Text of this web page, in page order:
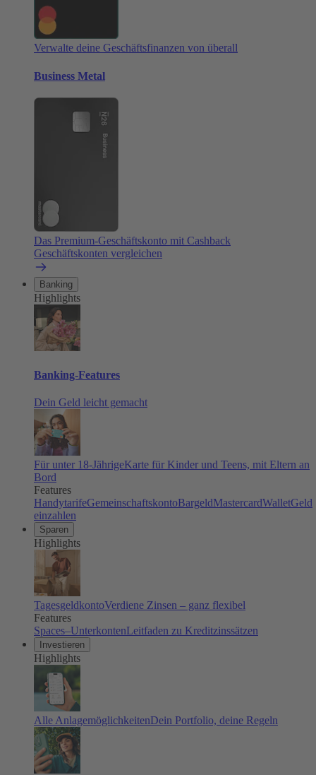
Verwalte deine Geschäftsfinanzen von überall
Business Metal
Das Premium-Geschäftskonto mit Cashback
Geschäftskonten vergleichen
Banking
Highlights
Banking-Features
Dein Geld leicht gemacht
Für unter 18-JährigeKarte für Kinder und Teens, mit Eltern an
Bord
Features
HandytarifeGemeinschaftskontoBargeldMastercardWalletGeld
einzahlen
Sparen
Highlights
TagesgeldkontoVerdiene Zinsen – ganz flexibel
Features
Spaces–UnterkontenLeitfaden zu Kreditzinssätzen
Investieren
Highlights
Alle AnlagemöglichkeitenDein Portfolio, deine Regeln